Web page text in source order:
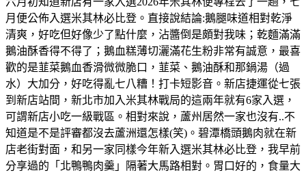
月便公佈入選米其林必比登。直接說結論:鵝腿味道相對乾淨
清爽，好吃但好像少了點什麼，沾醬倒是頗對我味；乾麵滿滿
鵝油酥香得不得了；鵝血糕薄切灑滿花生粉非常有誠意，最喜
歡的是韮菜鵝血香滑微微脆口，韮菜、鵝油酥和那鍋湯（過
水）大加分，好吃得亂七八糟！打卡短影音。新店捷運從七張
到新店站間，新北市加入米其林戰局的這兩年就有6家入選，
可謂新店小吃一級戰區。相對來說，蘆州居然一家也沒有..不
知道是不是評審都沒去蘆洲還怎樣(笑)。碧潭橋頭鵝肉就在新
店老街對面，和另一家同樣今年新入選米其林必比登，我早前
分享過的「北鴨鴨肉羹」隔著大馬路相對。胃口好的，食量大